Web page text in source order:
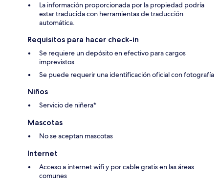
La información proporcionada por la propiedad podría
estar traducida con herramientas de traducción
automática.
Requisitos para hacer check-in
Se requiere un depósito en efectivo para cargos
imprevistos
Se puede requerir una identificación oficial con fotografía
Niños
Servicio de niñera*
Mascotas
No se aceptan mascotas
Internet
Acceso a internet wifi y por cable gratis en las áreas
comunes